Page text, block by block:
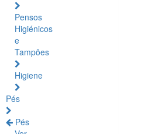
Pensos
Higiénicos
e
Tampões
Higiene
Pés
Pés